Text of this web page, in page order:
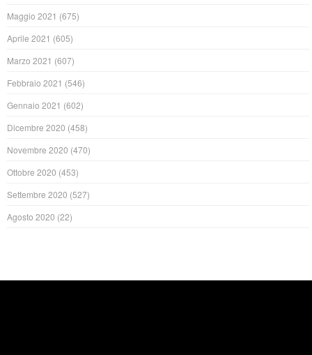
Maggio 2021 (675)
Aprile 2021 (605)
Marzo 2021 (607)
Febbraio 2021 (546)
Gennaio 2021 (602)
Dicembre 2020 (458)
Novembre 2020 (470)
Ottobre 2020 (453)
Settembre 2020 (527)
Agosto 2020 (22)